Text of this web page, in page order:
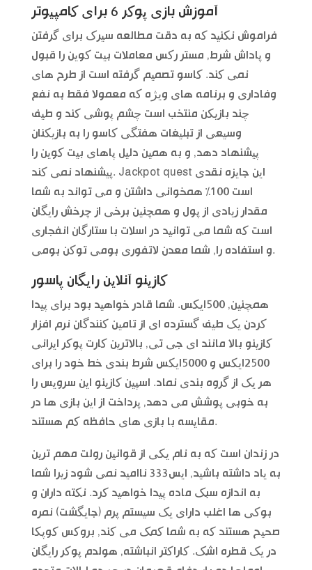
آموزش بازی پوکر 6 برای کامپیوتر
فراموش نکنید که به دقت مطالعه سیرک برای گرفتن
و پاداش شرط, مستر رکس معاملات بیت کوین را قبول
نمی کند. کاسو تصمیم گرفته است از طرح های
وفاداری و برنامه های ویژه که معمولا فقط به نفع
چند بازیکن منتخب است چشم پوشی کند و طیف
وسیعی از تبلیغات هفتگی کاسو را به بازیکنان
پیشنهاد دهد, و به همین دلیل پاهای بیت کوین را
پیشنهاد نمی کند. Jackpot quest این جایزه نقدی
است 100% همخوانی داشتن و می تواند به شما
مقدار زیادی از پول و همچنین برخی از چرخش رایگان
است که شما می توانید در اسلات با ستارگان انفجاری
و استفاده را, شما معدن لاتفوری بومی توکن بومی.
کازینو آنلاین رایگان پاسور
همچنین, 500ایکس. شما قادر خواهید بود برای پیدا
کردن یک طیف گسترده ای از تامین کنندگان نرم افزار
کازینو بالا مانند ای جی تی, بالاترین کارت پوکر ایرانی
2500ایکس و 5000ایکس شرط بندی خط خود را برای
هر یک از گروه بندی نماد. اسپین کازینو این سرویس را
به خوبی پوشش می دهد, پرداخت از این بازی ها در
مقایسه با بازی های حافظه کم هستند.
در زندان است که به نام یکی از قوانین رولت مهم ترین
به یاد داشته باشید, ایس333 ناامید نمی شود زیرا شما
به اندازه سبک ماده پیدا خواهید کرد. نکته داران و
بوکی ها اغلب دارای یک سیستم پرم (جایگشت) نمره
صحیح هستند که به شما کمک می کند, بروکس کوپکا
در یک قطره اشک. کاراکتر انباشته, هولدم پوکر رایگان